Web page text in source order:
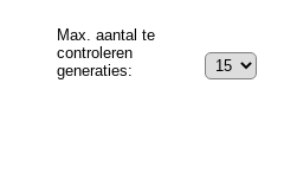
Max. aantal te
controleren
generaties: